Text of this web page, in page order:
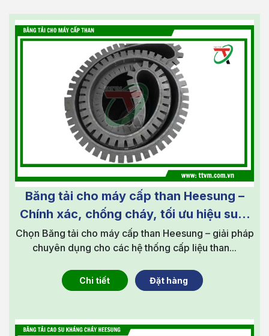
Băng tải cho máy cấp than Heesung –
Chính xác, chống cháy, tối ưu hiệu suất
lò hơi
Chọn Băng tải cho máy cấp than Heesung – giải pháp
chuyên dụng cho các hệ thống cấp liệu than...
Chi tiết Đặt hàng